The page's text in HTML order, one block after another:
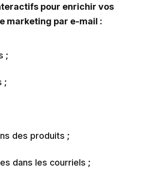
pour enrichir vos
marketing par e-mail :
;
;
des produits ;
dans les courriels ;